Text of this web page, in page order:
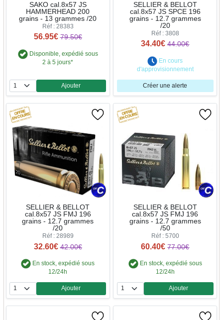
SAKO cal.8x57 JS
HAMMERHEAD 200
grains - 13 grammes /20
Réf : 28383
56.95€ 79.50€
Disponible, expédié sous
2 à 5 jours*
Quantité
Ajouter
SELLIER & BELLOT
cal.8x57 JS SPCE 196
grains - 12.7 grammes
/20
Réf : 3808
34.40€ 44.00€
En cours
d'approvisionnement
Créer une alerte
SELLIER & BELLOT
cal.8x57 JS FMJ 196
grains - 12.7 grammes
/20
Réf : 28989
32.60€ 42.00€
En stock, expédié sous
12/24h
Quantité
Ajouter
SELLIER & BELLOT
cal.8x57 JS FMJ 196
grains - 12.7 grammes
/50
Réf : 5700
60.40€ 77.00€
En stock, expédié sous
12/24h
Quantité
Ajouter